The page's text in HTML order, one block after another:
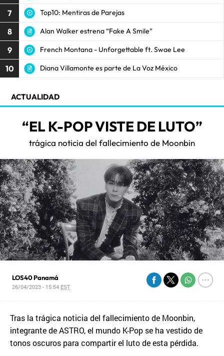
7 Top10: Mentiras de Parejas
8 Alan Walker estrena “Fake A Smile”
9 French Montana - Unforgettable ft. Swae Lee
10 Diana Villamonte es parte de La Voz México
ACTUALIDAD
“EL K-POP VISTE DE LUTO”
trágica noticia del fallecimiento de Moonbin
LOS40 Panamá
26/04/2023 - 15:54 EST
Tras la trágica noticia del fallecimiento de Moonbin,
integrante de ASTRO, el mundo K-Pop se ha vestido de
tonos oscuros para compartir el luto de esta pérdida.